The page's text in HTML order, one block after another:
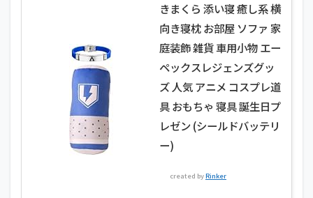
きまくら 添い寝 癒し系 横
向き寝枕 お部屋 ソファ 家
庭装飾 雑貨 車用小物 エー
ペックスレジェンズグッ
ズ 人気 アニメ コスプレ道
具 おもちゃ 寝具 誕生日プ
レゼン (シールドバッテリ
ー)
created byRinker